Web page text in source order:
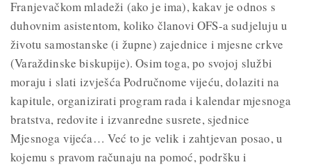
Franjevačkom mladeži (ako je ima), kakav je odnos s
duhovnim asistentom, koliko članovi OFS-a sudjeluju u
životu samostanske (i župne) zajednice i mjesne crkve
(Varaždinske biskupije). Osim toga, po svojoj službi
moraju i slati izvješća Područnome vijeću, dolaziti na
kapitule, organizirati program rada i kalendar mjesnoga
bratstva, redovite i izvanredne susrete, sjednice
Mjesnoga vijeća… Već to je velik i zahtjevan posao, u
kojemu s pravom računaju na pomoć, podršku i